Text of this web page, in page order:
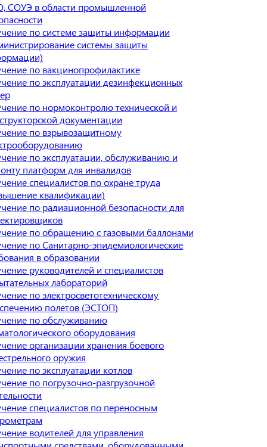
СОУЭ в области промышленной
по системе защиты информации
системы защиты
по вакцинопрофилактике
по эксплуатации дезинфекционных
по нормоконтролю технической и
документации
по взрывозащитному
по эксплуатации, обслуживанию и
платформ для инвалидов
специалистов по охране труда
квалификации)
по радиационной безопасности для
по обращению с газовыми баллонами
по Санитарно-эпидемиологические
в образовании
руководителей и специалистов
лабораторий
по электросветотехническому
полетов (ЭСТОП)
по обслуживанию
оборудования
организации хранения боевого
оружия
по эксплуатации котлов
по погрузочно-разгрузочной
специалистов по переносным
водителей для управления